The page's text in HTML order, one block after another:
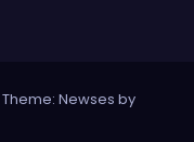
Theme: Newses by